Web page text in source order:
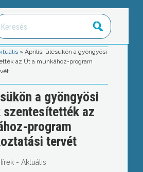
»Áprilisi ülésükön a gyöngyösi
az Út a munkához-program
a gyöngyösi
szentesítették az
program
tervét
- Aktuális